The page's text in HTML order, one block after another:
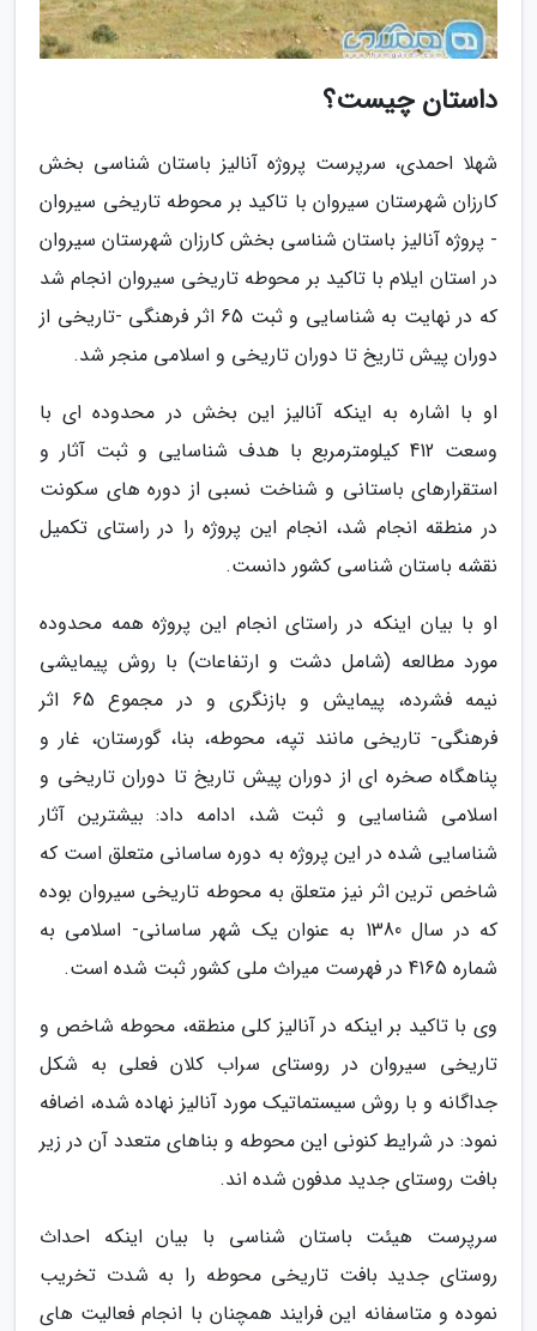
داستان چیست؟
شهلا احمدی، سرپرست پروژه آنالیز باستان شناسی بخش
کارزان شهرستان سیروان با تاکید بر محوطه تاریخی سیروان
- پروژه آنالیز باستان شناسی بخش کارزان شهرستان سیروان
در استان ایلام با تاکید بر محوطه تاریخی سیروان انجام شد
که در نهایت به شناسایی و ثبت 65 اثر فرهنگی -تاریخی از
دوران پیش تاریخ تا دوران تاریخی و اسلامی منجر شد.
او با اشاره به اینکه آنالیز این بخش در محدوده ای با
وسعت 412 کیلومترمربع با هدف شناسایی و ثبت آثار و
استقرارهای باستانی و شناخت نسبی از دوره های سکونت
در منطقه انجام شد، انجام این پروژه را در راستای تکمیل
نقشه باستان شناسی کشور دانست.
او با بیان اینکه در راستای انجام این پروژه همه محدوده
مورد مطالعه (شامل دشت و ارتفاعات) با روش پیمایشی
نیمه فشرده، پیمایش و بازنگری و در مجموع 65 اثر
فرهنگی- تاریخی مانند تپه، محوطه، بنا، گورستان، غار و
پناهگاه صخره ای از دوران پیش تاریخ تا دوران تاریخی و
اسلامی شناسایی و ثبت شد، ادامه داد: بیشترین آثار
شناسایی شده در این پروژه به دوره ساسانی متعلق است که
شاخص ترین اثر نیز متعلق به محوطه تاریخی سیروان بوده
که در سال 1380 به عنوان یک شهر ساسانی- اسلامی به
شماره 4165 در فهرست میراث ملی کشور ثبت شده است.
وی با تاکید بر اینکه در آنالیز کلی منطقه، محوطه شاخص و
تاریخی سیروان در روستای سراب کلان فعلی به شکل
جداگانه و با روش سیستماتیک مورد آنالیز نهاده شده، اضافه
نمود: در شرایط کنونی این محوطه و بناهای متعدد آن در زیر
بافت روستای جدید مدفون شده اند.
سرپرست هیئت باستان شناسی با بیان اینکه احداث
روستای جدید بافت تاریخی محوطه را به شدت تخریب
نموده و متاسفانه این فرایند همچنان با انجام فعالیت های